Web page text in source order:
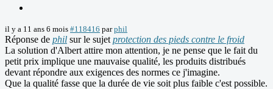
il y a 11 ans 6 mois #118416 parphil
Réponse de phil sur le sujet protection des pieds contre le froid
La solution d'Albert attire mon attention, je ne pense que le fait du
petit prix implique une mauvaise qualité, les produits distribués
devant répondre aux exigences des normes ce j'imagine.
Que la qualité fasse que la durée de vie soit plus faible c'est possible.